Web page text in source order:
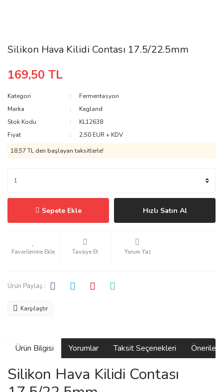
Silikon Hava Kilidi Contası 17.5/22.5mm
169,50 TL
Kategori
Fermentasyon
Marka
Kegland
Stok Kodu
KL12638
Fiyat
2,50 EUR + KDV
18,57 TL den başlayan taksitlerle!
Sepete Ekle Hızlı Satın Al
Tavsiye Et Yorum Yaz
Ürün Paylaş :
Karşılaştır
Ürün Bilgisi Yorumlar Taksit Seçenekleri
Silikon Hava Kilidi Contası